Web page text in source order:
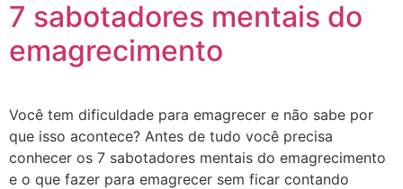
7 sabotadores mentais do
emagrecimento
Você tem dificuldade para emagrecer e não sabe por
que isso acontece? Antes de tudo você precisa
conhecer os 7 sabotadores mentais do emagrecimento
e o que fazer para emagrecer sem ficar contando